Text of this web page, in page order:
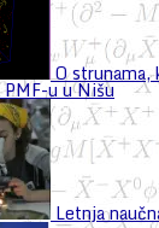
O
u u Nišu
Letnja